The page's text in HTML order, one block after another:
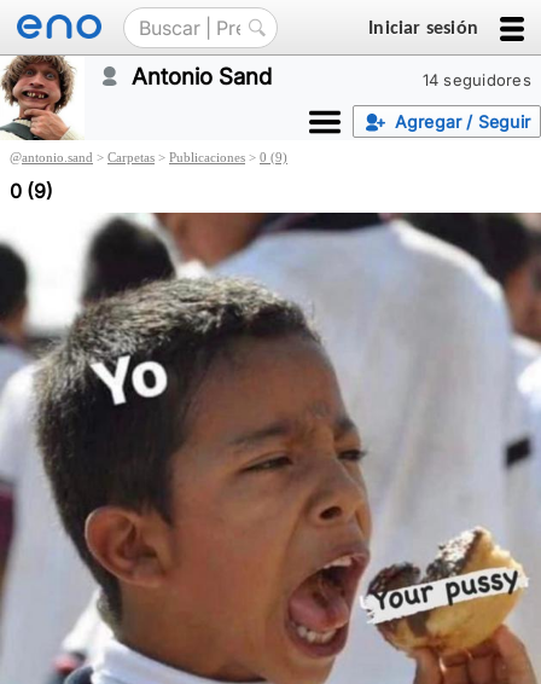
Iniciar sesión
14 seguidores
Antonio Sand
Agregar / Seguir
@antonio.sand > Carpetas > Publicaciones > 0 (9)
0 (9)